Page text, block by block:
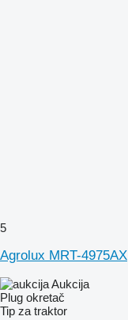
5
Agrolux MRT-4975AX
Aukcija
Plug okretač
Tip za traktor